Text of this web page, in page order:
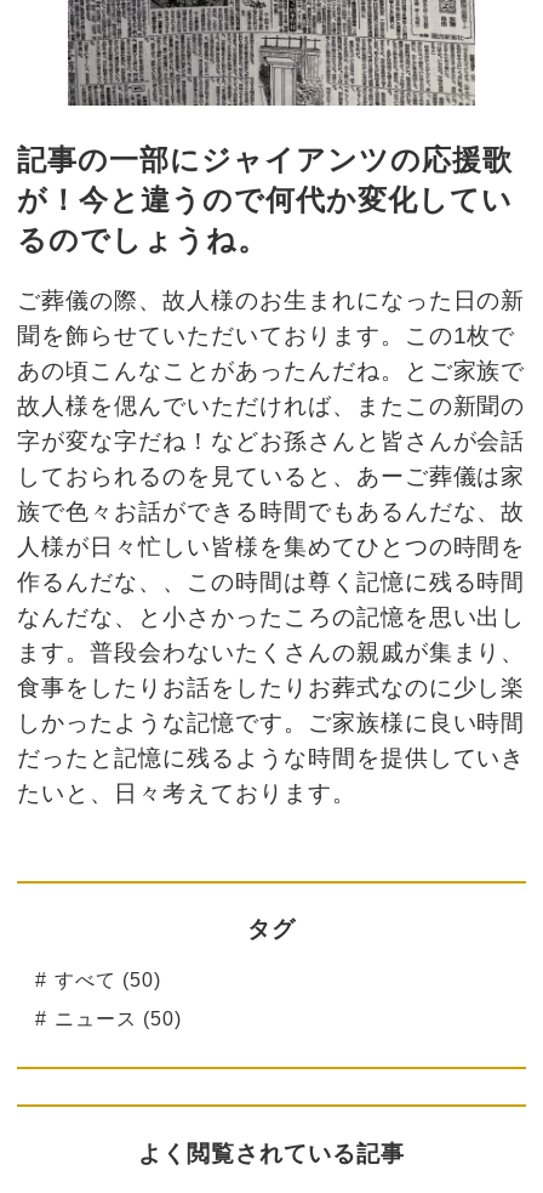
記事の一部にジャイアンツの応援歌
が！今と違うので何代か変化してい
るのでしょうね。
ご葬儀の際、故人様のお生まれになった日の新
聞を飾らせていただいております。この1枚で
あの頃こんなことがあったんだね。とご家族で
故人様を偲んでいただければ、またこの新聞の
字が変な字だね！などお孫さんと皆さんが会話
しておられるのを見ていると、あーご葬儀は家
族で色々お話ができる時間でもあるんだな、故
人様が日々忙しい皆様を集めてひとつの時間を
作るんだな、、この時間は尊く記憶に残る時間
なんだな、と小さかったころの記憶を思い出し
ます。普段会わないたくさんの親戚が集まり、
食事をしたりお話をしたりお葬式なのに少し楽
しかったような記憶です。ご家族様に良い時間
だったと記憶に残るような時間を提供していき
たいと、日々考えております。
タグ
すべて (50)
ニュース (50)
よく閲覧されている記事